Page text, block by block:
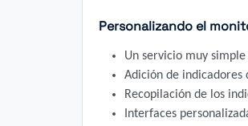
Personalizando el
Un servicio muy
Adición de indicadores
Recopilación de los
Interfaces